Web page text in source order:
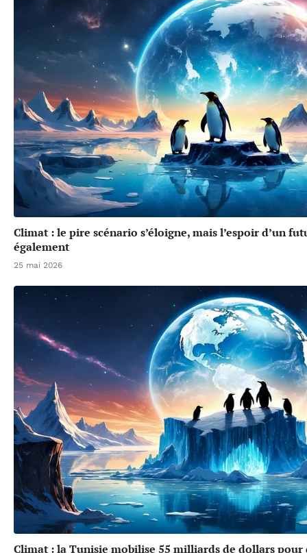
Climat : le pire scénario s’éloigne, mais l’espoir d’un
également
25 mai 2026
Climat : la Tunisie mobilise 55 milliards de dollars pour